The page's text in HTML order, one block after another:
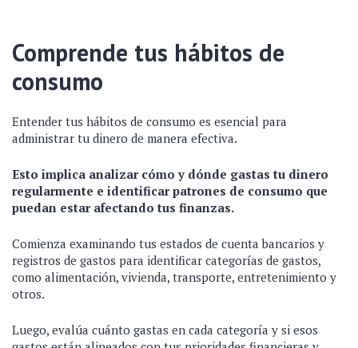
Comprende tus hábitos de
consumo
Entender tus hábitos de consumo es esencial para
administrar tu dinero de manera efectiva.
Esto implica analizar cómo y dónde gastas tu dinero
regularmente e identificar patrones de consumo que
puedan estar afectando tus finanzas.
Comienza examinando tus estados de cuenta bancarios y
registros de gastos para identificar categorías de gastos,
como alimentación, vivienda, transporte, entretenimiento y
otros.
Luego, evalúa cuánto gastas en cada categoría y si esos